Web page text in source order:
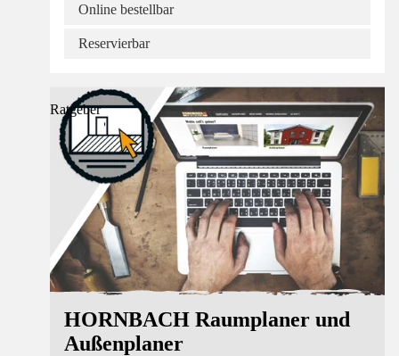
Online bestellbar
Reservierbar
Ratgeber
HORNBACH Raumplaner und
Außenplaner